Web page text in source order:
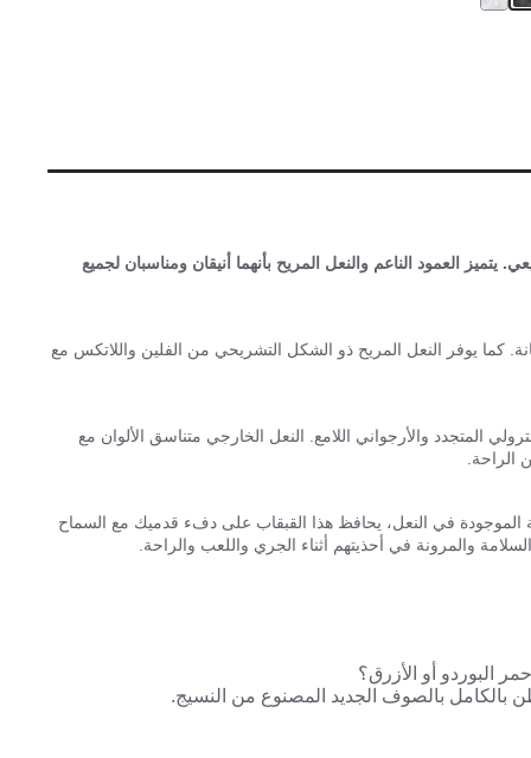
العمود الناعم والنعل المريح بأنهما أنيقان ومناسبان لجميع
كما يوفر النعل المريح ذو الشكل التشريحي من الفلين واللاتكس مع
إلى الأزرق البترولي المتجدد والأرجواني اللامع. النعل الخارجي متناسق الألوان مع
الراحة.
وبفضل هذه البطانة الموجودة في النعل، يحافظ هذا القبقاب على دفء قدميك مع السماح
والمرونة في أحذيتهم أثناء الجري واللعب والراحة.
البوردو أو الأزرق؟
بالكامل بالصوف الجديد المصنوع من النسيج.